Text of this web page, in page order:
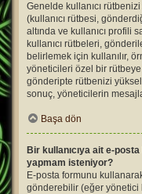
Genelde kullanıcı
(kullanıcı rütbesi,
altında ve kullanıcı profili
kullanıcı rütbeleri,
belirlemek için kullanılır,
yöneticileri özel bir
gönderipte rütbenizi
sonuç, yöneticilerin
Başa dön
Bir kullanıcıya ait e-posta
yapmam isteniyor?
E-posta formunu
gönderebilir (eğer